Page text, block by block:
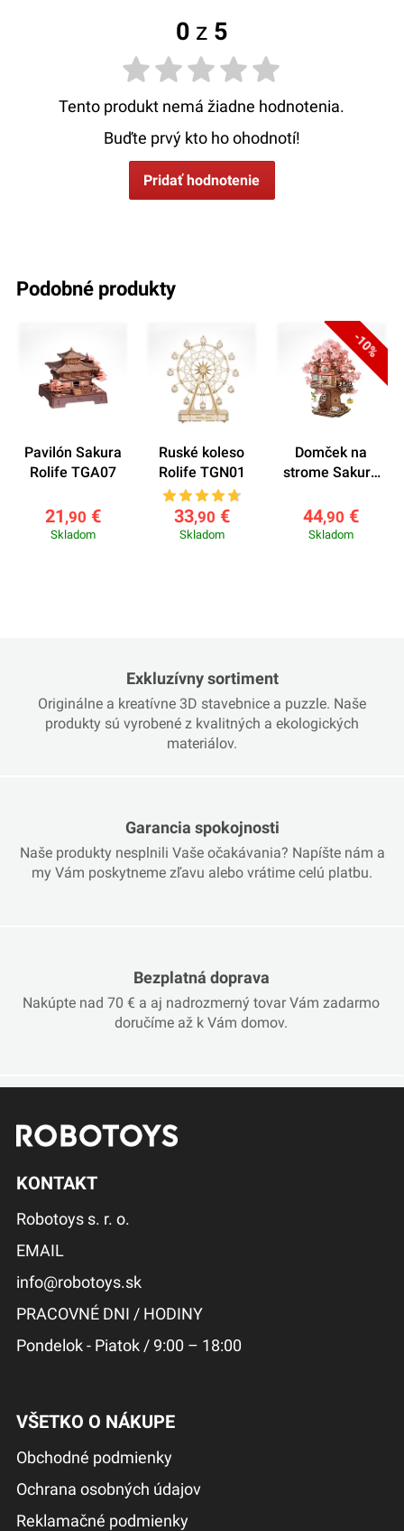
0 z 5
Tento produkt nemá žiadne hodnotenia.
Buďte prvý kto ho ohodnotí!
Pridať hodnotenie
podobné produkty
Pavilón Sakura
Rolife TGA07
21 ,90 €
Skladom
Ruské koleso
Rolife TGN01
33,90 €
Skladom
-10%
Domček na
strome Sakura
44,90 €
Skladom
Exkluzívny sortiment
Originálne a kreatívne 3D stavebnice a puzzle. Naše
produkty sú vyrobené z kvalitných a ekologických
materiálov.
Garancia spokojnosti
Naše produkty nesplnili Vaše očakávania? Napíšte nám a
my Vám poskytneme zľavu alebo vrátime celú platbu.
Bezplatná doprava
Nakúpte nad 70 € a aj nadrozmerný tovar Vám zadarmo
doručíme až k Vám domov.
KONTAKT
Robotoys s. r. o.
EMAIL
info@robotoys.sk
PRACOVNÉ DNI / HODINY
Pondelok - Piatok / 9:00 – 18:00
VŠETKO O NÁKUPE
Obchodné podmienky
Ochrana osobných údajov
Reklamačné podmienky